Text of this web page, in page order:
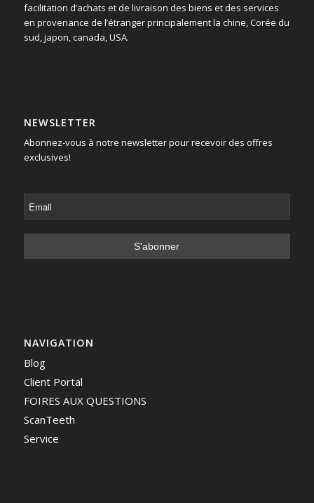
facilitation d’achats et de livraison des biens et des services
en provenance de l’étranger principalement la chine, Corée du
sud, japon, canada, USA.
NEWSLETTER
Abonnez-vous à notre newsletter pour recevoir des offres
exclusives!
NAVIGATION
Blog
Client Portal
FOIRES AUX QUESTIONS
ScanTeeth
Service